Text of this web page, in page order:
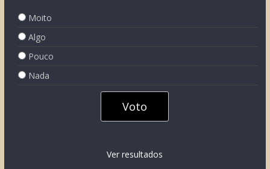
Moito
Algo
Pouco
Nada
Ver resultados